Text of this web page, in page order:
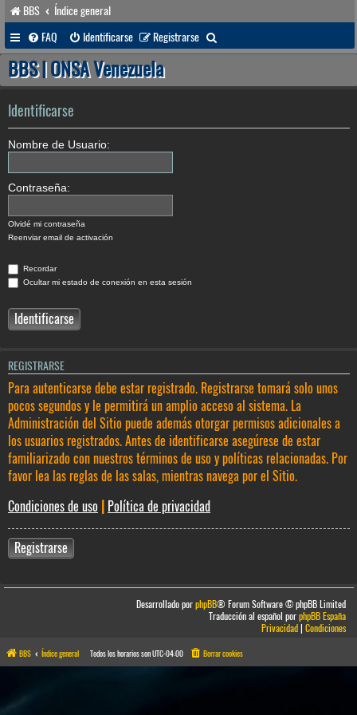
BBS
Índice general
FAQ
Identificarse Registrarse
u
a
BBS | ONSA Venezuela
Identificarse
Nombre de Usuario:
Contraseña:
Olvidé mi contraseña
Reenviar email de activación
Recordar
Ocultar mi estado de conexión en esta sesión
REGISTRARSE
Para autenticarse debe estar registrado. Registrarse tomará solo unos
pocos segundos y le permitirá un amplio acceso al sistema. La
Administración del Sitio puede además otorgar permisos adicionales a
los usuarios registrados. Antes de identificarse asegúrese de estar
familiarizado con nuestros términos de uso y políticas relacionadas. Por
favor lea las reglas de las salas, mientras navega por el Sitio.
Condiciones de uso
Política de privacidad
Registrarse
Desarrollado porphpBB® Forum Software © phpBB Limited
Traducción al español porphpBB España
Privacidad|Condiciones
BBS Índice general Todos los horarios sonUTC-04:00 Borrar cookies